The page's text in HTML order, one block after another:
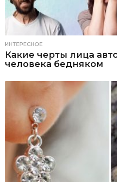
ИНТЕРЕСНОЕ
Какие черты лица
человека бедняком